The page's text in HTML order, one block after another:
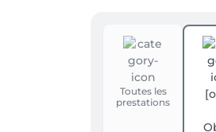
Toutes les
prestations